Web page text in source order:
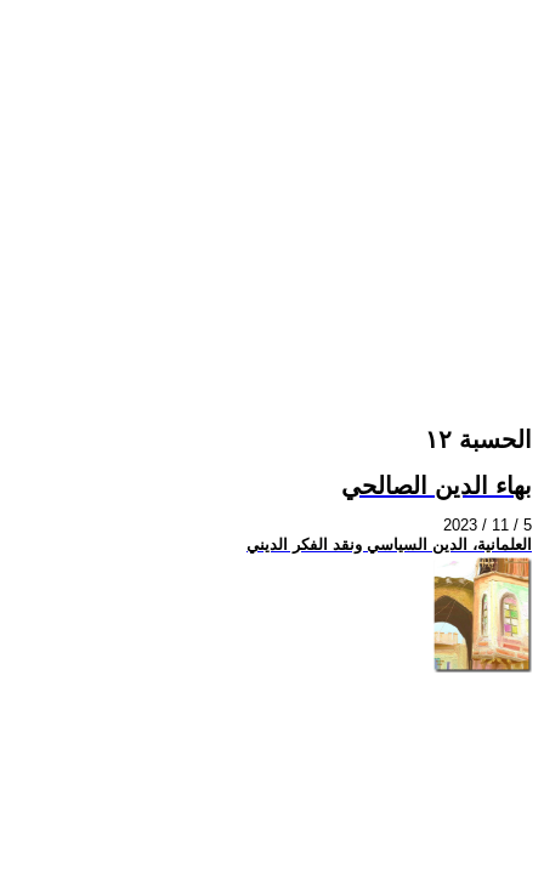
الحسبة ١٢
بهاء الدين الصالحي
2023 / 11 / 5
العلمانية، الدين السياسي ونقد الفكر الديني